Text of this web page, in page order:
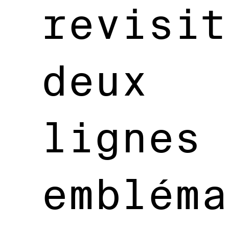
deux
lignes